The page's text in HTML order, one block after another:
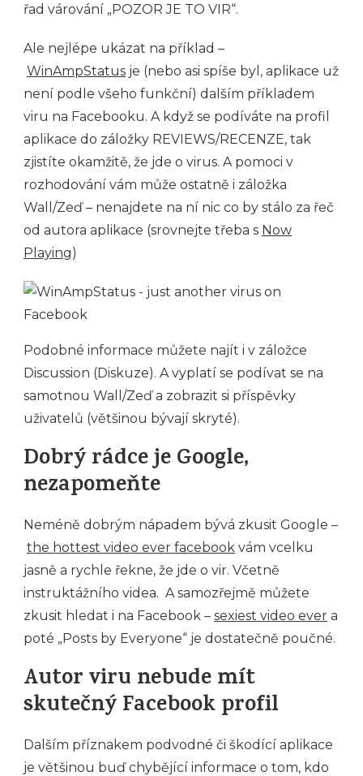
řad várování „POZOR JE TO VIR“.
Ale nejlépe ukázat na příklad –
WinAmpStatus je (nebo asi spíše byl, aplikace už
není podle všeho funkční) dalším příkladem
viru na Facebooku. A když se podíváte na profil
aplikace do záložky REVIEWS/RECENZE, tak
zjistíte okamžitě, že jde o virus. A pomoci v
rozhodování vám může ostatně i záložka
Wall/Zeď – nenajdete na ní nic co by stálo za řeč
od autora aplikace (srovnejte třeba s Now
Playing)
Podobné informace můžete najít i v záložce
Discussion (Diskuze). A vyplatí se podívat se na
samotnou Wall/Zeď a zobrazit si příspěvky
uživatelů (většinou bývají skryté).
Dobrý rádce je Google,
nezapomeňte
Neméně dobrým nápadem bývá zkusit Google –
the hottest video ever facebook vám vcelku
jasně a rychle řekne, že jde o vir. Včetně
instruktážního videa. A samozřejmě můžete
zkusit hledat i na Facebook – sexiest video ever a
poté „Posts by Everyone“ je dostatečně poučné.
Autor viru nebude mít
skutečný Facebook profil
Dalším příznakem podvodné či škodící aplikace
je většinou buď chybějící informace o tom, kdo